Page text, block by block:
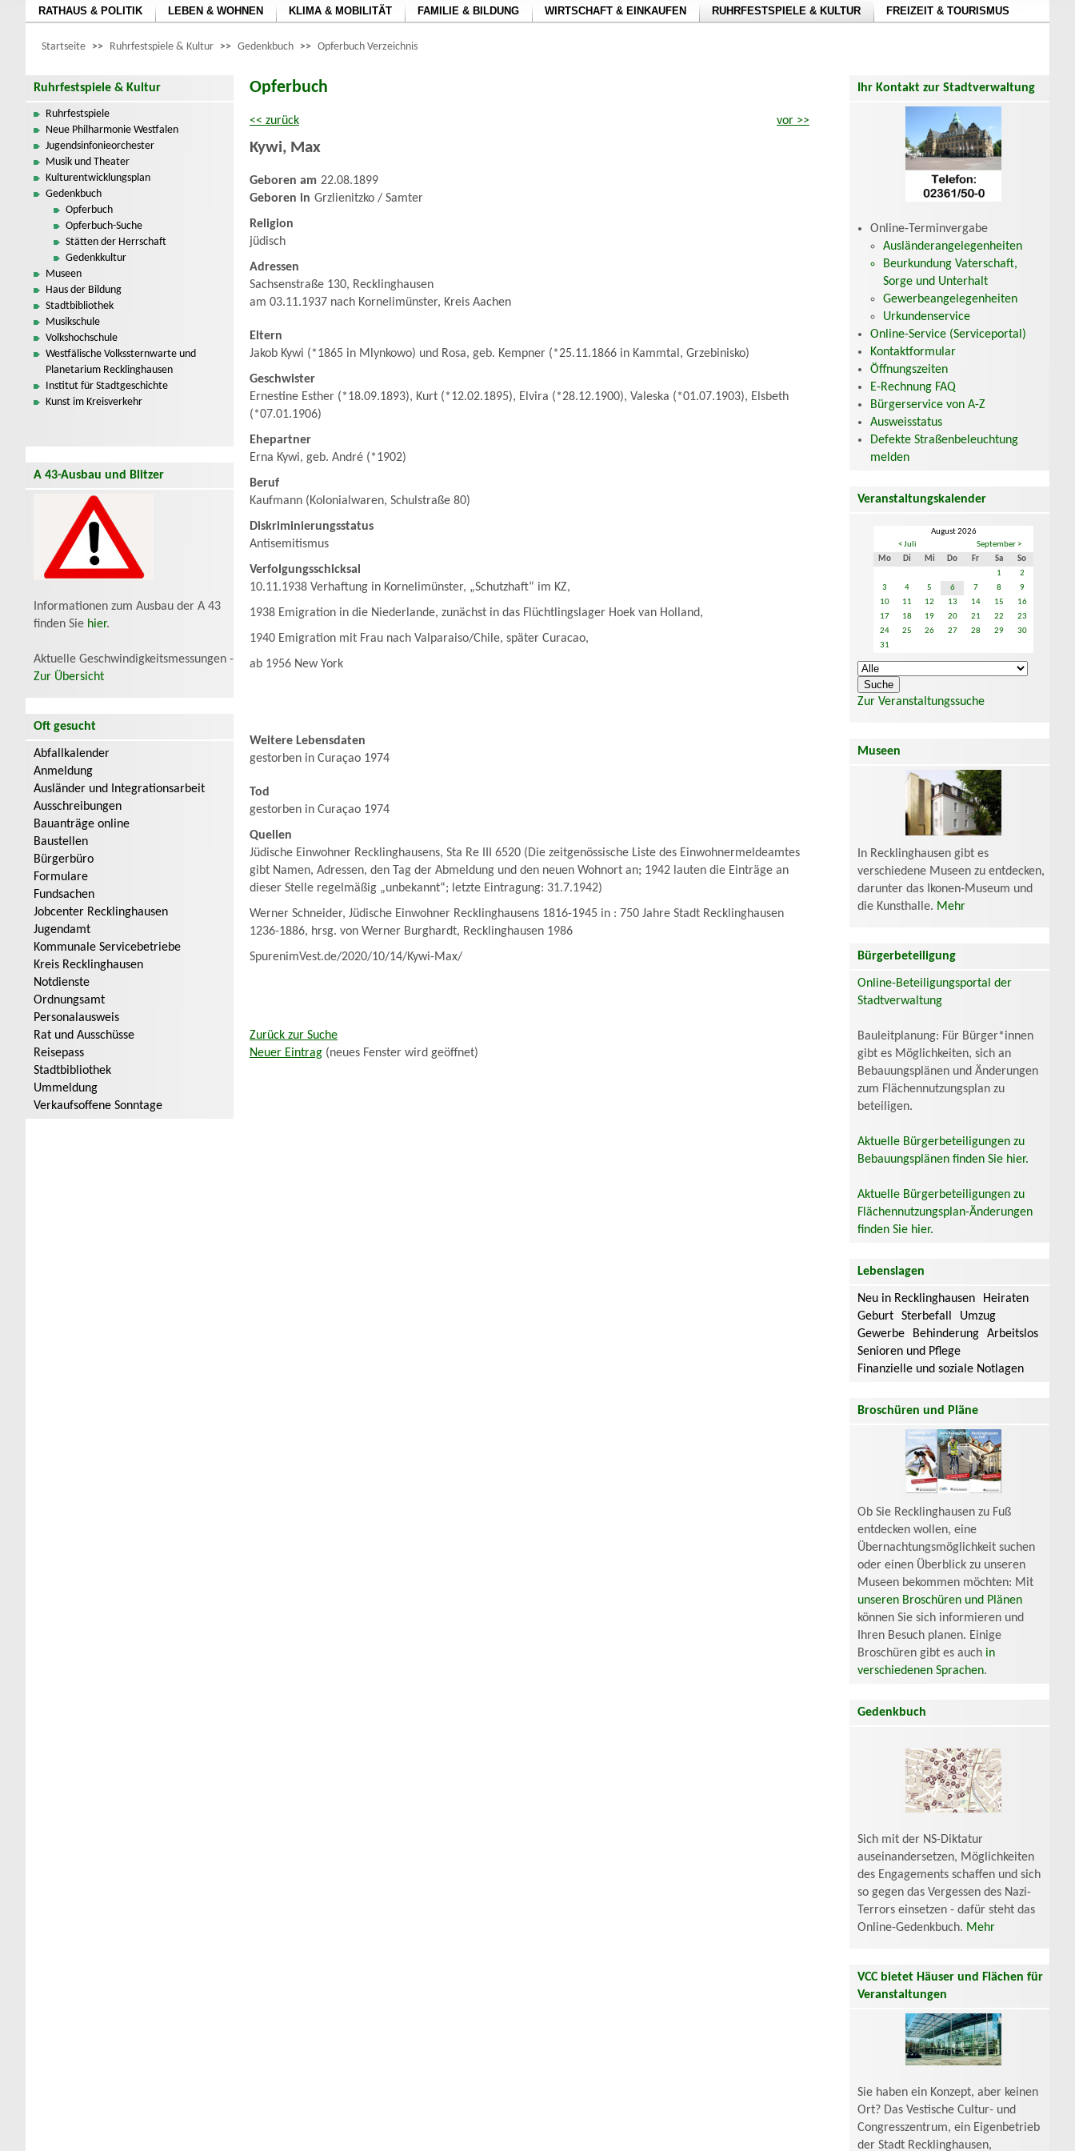
RATHAUS & POLITIK LEBEN & WOHNEN KLIMA & MOBILITÄT FAMILIE & BILDUNG WIRTSCHAFT & EINKAUFEN RUHRFESTSPIELE & KULTUR FREIZEIT & TOURISMUS
Startseite >> Ruhrfestspiele & Kultur >> Gedenkbuch >> Opferbuch Verzeichnis
Ruhrfestspiele & Kultur
Ruhrfestspiele
Neue Philharmonie Westfalen
Jugendsinfonieorchester
Musik und Theater
Kulturentwicklungsplan
Gedenkbuch
Opferbuch
Opferbuch-Suche
Stätten der Herrschaft
Gedenkkultur
Museen
Haus der Bildung
Stadtbibliothek
Musikschule
Volkshochschule
Westfälische Volkssternwarte und
Planetarium Recklinghausen
Institut für Stadtgeschichte
Kunst im Kreisverkehr
A 43-Ausbau und Blitzer
Informationen zum Ausbau der A 43
finden Sie hier.
Aktuelle Geschwindigkeitsmessungen -
Zur Übersicht
Oft gesucht
Abfallkalender
Anmeldung
Ausländer und Integrationsarbeit
Ausschreibungen
Bauanträge online
Baustellen
Bürgerbüro
Formulare
Fundsachen
Jobcenter Recklinghausen
Jugendamt
Kommunale Servicebetriebe
Kreis Recklinghausen
Notdienste
Ordnungsamt
Personalausweis
Rat und Ausschüsse
Reisepass
Stadtbibliothek
Ummeldung
Verkaufsoffene Sonntage
Opferbuch
<< zurück vor >>
Kywi, Max
Geboren am 22.08.1899
Geboren in Grzlienitzko / Samter
Religion
jüdisch
Adressen
Sachsenstraße 130, Recklinghausen
am 03.11.1937 nach Kornelimünster, Kreis Aachen
Eltern
Jakob Kywi (*1865 in Mlynkowo) und Rosa, geb. Kempner (*25.11.1866 in Kammtal, Grzebinisko)
Geschwister
Ernestine Esther (*18.09.1893), Kurt (*12.02.1895), Elvira (*28.12.1900), Valeska (*01.07.1903), Elsbeth
(*07.01.1906)
Ehepartner
Erna Kywi, geb. André (*1902)
Beruf
Kaufmann (Kolonialwaren, Schulstraße 80)
Diskriminierungsstatus
Antisemitismus
Verfolgungsschicksal
10.11.1938 Verhaftung in Kornelimünster, „Schutzhaft“ im KZ,
1938 Emigration in die Niederlande, zunächst in das Flüchtlingslager Hoek van Holland,
1940 Emigration mit Frau nach Valparaiso/Chile, später Curacao,
ab 1956 New York
Weitere Lebensdaten
gestorben in Curaçao 1974
Tod
gestorben in Curaçao 1974
Quellen
Jüdische Einwohner Recklinghausens, Sta Re III 6520 (Die zeitgenössische Liste des Einwohnermeldeamtes
gibt Namen, Adressen, den Tag der Abmeldung und den neuen Wohnort an; 1942 lauten die Einträge an
dieser Stelle regelmäßig „unbekannt“; letzte Eintragung: 31.7.1942)
Werner Schneider, Jüdische Einwohner Recklinghausens 1816-1945 in : 750 Jahre Stadt Recklinghausen
1236-1886, hrsg. von Werner Burghardt, Recklinghausen 1986
SpurenimVest.de/2020/10/14/Kywi-Max/
Zurück zur Suche
Neuer Eintrag (neues Fenster wird geöffnet)
Ihr Kontakt zur Stadtverwaltung
Online-Terminvergabe
Ausländerangelegenheiten
Beurkundung Vaterschaft,
Sorge und Unterhalt
Gewerbeangelegenheiten
Urkundenservice
Online-Service (Serviceportal)
Kontaktformular
Öffnungszeiten
E-Rechnung FAQ
Bürgerservice von A-Z
Ausweisstatus
Defekte Straßenbeleuchtung
melden
Veranstaltungskalender
August 2026
< Juli
September >
Mo
Di Mi Do Fr Sa
So
1
2
3
4 5 6 7 8
9
10
11 12 13 14 15
16
17
18 19 20 21 22
23
24
25 26 27 28 29
30
31
Zur Veranstaltungssuche
Museen
In Recklinghausen gibt es
verschiedene Museen zu entdecken,
darunter das Ikonen-Museum und
die Kunsthalle. Mehr
Bürgerbeteiligung
Online-Beteiligungsportal der
Stadtverwaltung
Bauleitplanung: Für Bürger*innen
gibt es Möglichkeiten, sich an
Bebauungsplänen und Änderungen
zum Flächennutzungsplan zu
beteiligen.
Aktuelle Bürgerbeteiligungen zu
Bebauungsplänen finden Sie hier.
Aktuelle Bürgerbeteiligungen zu
Flächennutzungsplan-Änderungen
finden Sie hier.
Lebenslagen
Neu in Recklinghausen
Heiraten
Geburt
Sterbefall
Umzug
Gewerbe
Behinderung
Arbeitslos
Senioren und Pflege
Finanzielle und soziale Notlagen
Broschüren und Pläne
Ob Sie Recklinghausen zu Fuß
entdecken wollen, eine
Übernachtungsmöglichkeit suchen
oder einen Überblick zu unseren
Museen bekommen möchten: Mit
unseren Broschüren und Plänen
können Sie sich informieren und
Ihren Besuch planen. Einige
Broschüren gibt es auch in
verschiedenen Sprachen.
Gedenkbuch
Sich mit der NS-Diktatur
auseinandersetzen, Möglichkeiten
des Engagements schaffen und sich
so gegen das Vergessen des Nazi-
Terrors einsetzen - dafür steht das
Online-Gedenkbuch. Mehr
VCC bietet Häuser und Flächen für
Veranstaltungen
Sie haben ein Konzept, aber keinen
Ort? Das Vestische Cultur- und
Congresszentrum, ein Eigenbetrieb
der Stadt Recklinghausen,